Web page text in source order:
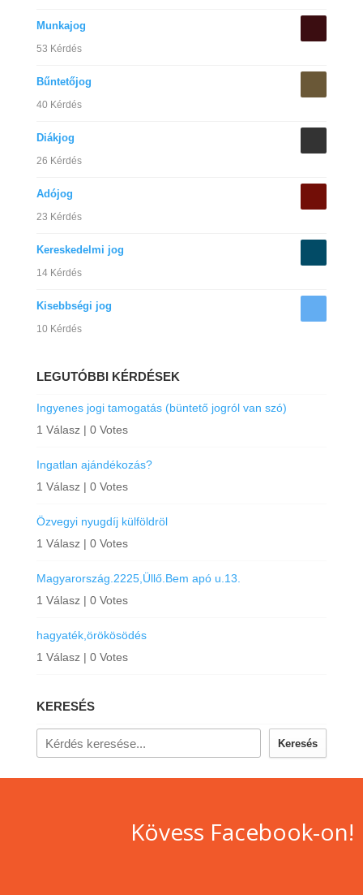
Munkajog
53 Kérdés
Bűntetőjog
40 Kérdés
Diákjog
26 Kérdés
Adójog
23 Kérdés
Kereskedelmi jog
14 Kérdés
Kisebbségi jog
10 Kérdés
LEGUTÓBBI KÉRDÉSEK
Ingyenes jogi tamogatás (büntető jogról van szó)
1 Válasz | 0 Votes
Ingatlan ajándékozás?
1 Válasz | 0 Votes
Özvegyi nyugdíj külföldröl
1 Válasz | 0 Votes
Magyarország.2225,Üllő.Bem apó u.13.
1 Válasz | 0 Votes
hagyaték,örökösödés
1 Válasz | 0 Votes
KERESÉS
Keresés
Kövess Facebook-on!